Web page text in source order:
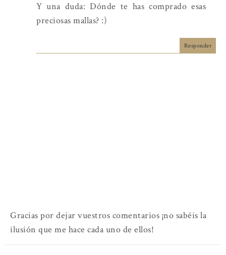
Y una duda: Dónde te has comprado esas
preciosas mallas? :)
Responder
Gracias por dejar vuestros comentarios ¡no sabéis la
ilusión que me hace cada uno de ellos!